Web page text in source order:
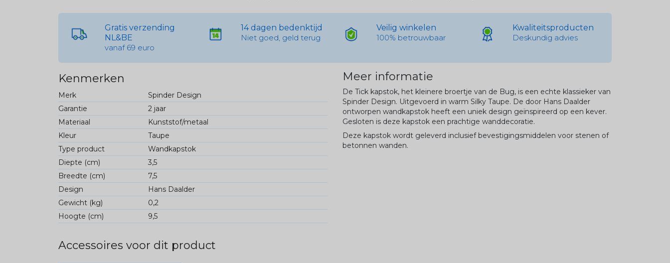
Gratis verzending
NL&BE
vanaf 69 euro
14 dagen bedenktijd
Niet goed, geld terug
Veilig winkelen
100% betrouwbaar
Kwaliteitsproducten
Deskundig advies
Kenmerken
Merk
Spinder Design
Garantie
2 jaar
Materiaal
Kunststof/metaal
Kleur
Taupe
Type product
Wandkapstok
Diepte (cm)
3,5
Breedte (cm)
7,5
Design
Hans Daalder
Gewicht (kg)
0,2
Hoogte (cm)
9,5
Meer informatie
De Tick kapstok, het kleinere broertje van de Bug, is een echte klassieker van
Spinder Design. Uitgevoerd in warm Silky Taupe. De door Hans Daalder
ontworpen wandkapstok heeft een uniek design geïnspireerd op een kever.
Gesloten is deze kapstok een prachtige wanddecoratie.
Deze kapstok wordt geleverd inclusief bevestigingsmiddelen voor stenen of
betonnen wanden.
Accessoires voor dit product